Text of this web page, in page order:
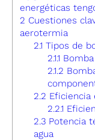
energéticas
2 Cuestiones
aerotermia
2.1 Tipos de
2.1.1
2.1.2
2.2 Eficiencia
2.2.1
2.3 Potencia
agua